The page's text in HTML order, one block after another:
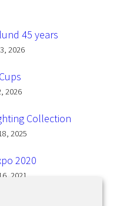
45 years
2026
2026
Collection
2025
2020
2021